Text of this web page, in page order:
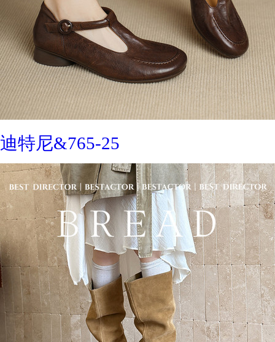
迪特尼&765-25